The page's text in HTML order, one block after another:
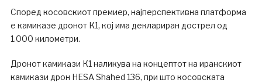
Според косовскиот премиер, најперспективна платформа
е камиказе дронот К1, кој има деклариран дострел од
1.000 километри.
Дронот камикази К1 наликува на концептот на иранскиот
камикази дрон HESA Shahed 136, при што косовската